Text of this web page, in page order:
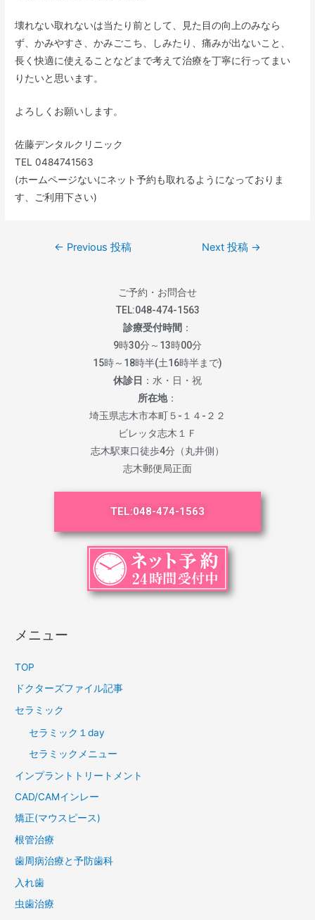
壊れない取れないは当たり前として、見た目の向上のみなら
ず、かみやすさ、かみごこち、しみたり、痛みが出ないこと、
長く快適に使えることなどまで考えて治療を丁寧に行ってまい
りたいと思います。
よろしくお願いします。
佐藤デンタルクリニック
TEL 0484741563
(ホームページないにネット予約も取れるようになっておりま
す、ご利用下さい)
← Previous 投稿 Next 投稿 →
ご予約・お問合せ
TEL:048-474-1563
診療受付時間 ：
9時30分～13時00分
15時～18時半(土16時半まで)
休診日 ：水・日・祝
所在地：
埼玉県志木市本町５-１４-２２
ビレッタ志木１Ｆ
志木駅東口徒歩4分（丸井側）
志木郵便局正面
TEL:048-474-1563
メニュー
TOP
ドクターズファイル記事
セラミック
セラミック１day
セラミックメニュー
インプラントトリートメント
CAD/CAMインレー
矯正(マウスピース)
根管治療
歯周病治療と予防歯科
入れ歯
虫歯治療